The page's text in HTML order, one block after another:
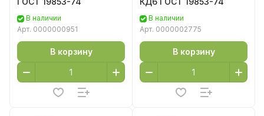
В наличии
Арт. 0000000951
В корзину
В наличии
Арт. 0000002775
В корзину